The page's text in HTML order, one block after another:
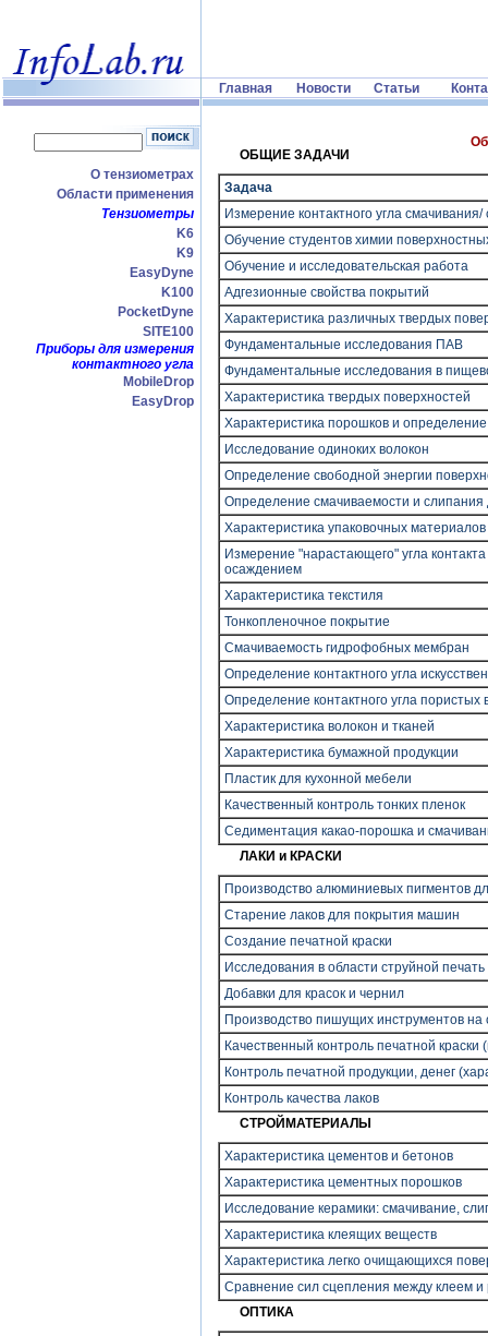
Главная Новости Статьи
О тензиометрах
Области применения
Тензиометры
K6
K9
EasyDyne
K100
PocketDyne
SITE100
Приборы для измерения
контактного угла
MobileDrop
EasyDrop
ОБЩИЕ ЗАДАЧИ
Задача
Измерение контактного угла
Обучение студентов химии
Обучение и исследовательская работа
Адгезионные свойства покрытий
Характеристика различных твердых
Фундаментальные исследования ПАВ
Фундаментальные исследования в
Характеристика твердых поверхностей
Характеристика порошков и
Исследование одиноких волокон
Определение свободной энергии
Определение смачиваемости и
Характеристика упаковочных материалов
Измерение "нарастающего" угла
осаждением
Характеристика текстиля
Тонкопленочное покрытие
Смачиваемость гидрофобных мембран
Определение контактного угла
Определение контактного угла пористых
Характеристика волокон и тканей
Характеристика бумажной продукции
Пластик для кухонной мебели
Качественный контроль тонких пленок
Седиментация какао-порошка и
ЛАКИ и КРАСКИ
Производство алюминиевых пигментов
Старение лаков для покрытия машин
Создание печатной краски
Исследования в области струйной печать
Добавки для красок и чернил
Производство пишущих инструментов на
Качественный контроль печатной
Контроль печатной продукции, денег
Контроль качества лаков
СТРОЙМАТЕРИАЛЫ
Характеристика цементов и бетонов
Характеристика цементных порошков
Исследование керамики: смачивание,
Характеристика клеящих веществ
Характеристика легко очищающихся
Сравнение сил сцепления между клеем
ОПТИКА